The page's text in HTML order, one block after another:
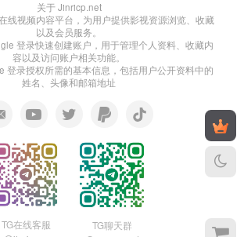
关于 Jinricp.net
线视频内容平台，为用户提供影视资源浏览、收藏
以及会员服务。
登录快速创建账户，用于管理个人资料、收藏内
容以及访问账户相关功能。
登录授权所需的基本信息，包括用户公开资料中的
姓名、头像和邮箱地址
TG在线客服
TG聊天群